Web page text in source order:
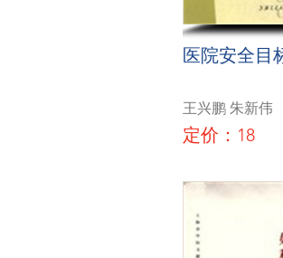
医院安全目
王兴鹏 朱新伟
定价：18